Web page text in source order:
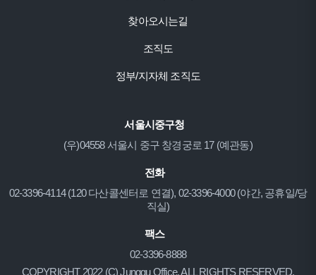
찾아오시는길
조직도
정부/지자체 조직도
서울시중구청
(우)04558 서울시 중구 창경궁로 17 (예관동)
전화
02-3396-4114 (120 다산콜센터로 연결), 02-3396-4000 (야간, 공휴일/당
직실)
팩스
02-3396-8888
COPYRIGHT 2022 (C) Junggu Office. ALL RIGHTS RESERVED.